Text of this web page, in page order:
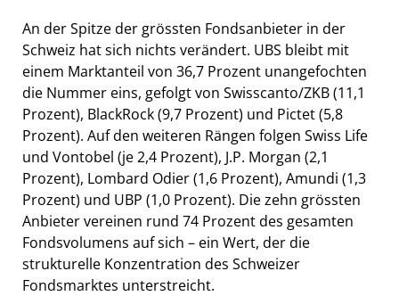
An der Spitze der grössten Fondsanbieter in der
Schweiz hat sich nichts verändert. UBS bleibt mit
einem Marktanteil von 36,7 Prozent unangefochten
die Nummer eins, gefolgt von Swisscanto/ZKB (11,1
Prozent), BlackRock (9,7 Prozent) und Pictet (5,8
Prozent). Auf den weiteren Rängen folgen Swiss Life
und Vontobel (je 2,4 Prozent), J.P. Morgan (2,1
Prozent), Lombard Odier (1,6 Prozent), Amundi (1,3
Prozent) und UBP (1,0 Prozent). Die zehn grössten
Anbieter vereinen rund 74 Prozent des gesamten
Fondsvolumens auf sich – ein Wert, der die
strukturelle Konzentration des Schweizer
Fondsmarktes unterstreicht.